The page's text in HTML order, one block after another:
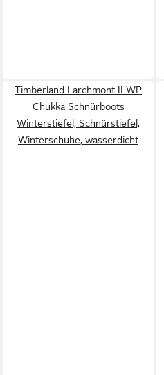
Timberland Larchmont II WP
Chukka Schnürboots
Winterstiefel, Schnürstiefel,
Winterschuhe, wasserdicht